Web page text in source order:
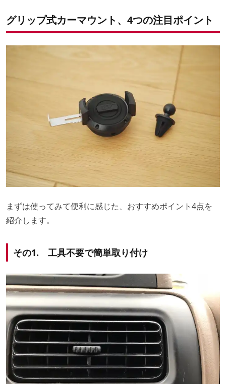
グリップ式カーマウント、4つの注目ポイント
まずは使ってみて便利に感じた、おすすめポイント4点を
紹介します。
その1. 工具不要で簡単取り付け